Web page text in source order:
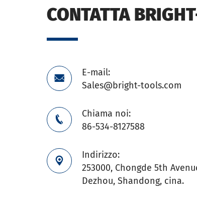
CONTATTA

E-mail:
Sales@bright-tools.com

Chiama noi:
86-534-8127588

Indirizzo:
253000, Chongde 5th
Dezhou, Shandong, cina.